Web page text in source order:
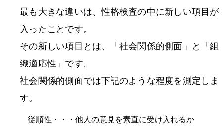
最も大きな違いは、性格検査の中に新しい項目が
入ったことです。
その新しい項目とは、「社会関係的側面」と「組
織適応性」です。
社会関係的側面では下記のような程度を測定しま
す。
従順性・・・他人の意見を素直に受け入れるか